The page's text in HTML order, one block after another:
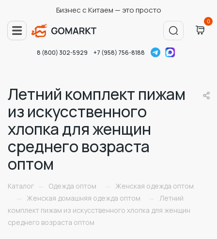
Бизнес с Китаем — это просто
0
8 (800) 302-5929 +7 (958) 756-8188
Летний комплект пижам
из искусственного
хлопка для женщин
среднего возраста
оптом
Каталог — Одежда оптом —
Женская одежда оптом
—
Женская домашняя одежда оптом —
Летний
комплект пижам из искусственного хлопка для женщин
среднего возраста оптом